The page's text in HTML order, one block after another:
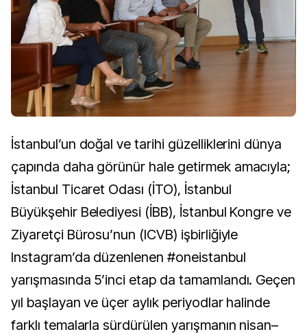
İstanbul’un doğal ve tarihi güzelliklerini dünya
çapında daha görünür hale getirmek amacıyla;
İstanbul Ticaret Odası (İTO), İstanbul
Büyükşehir Belediyesi (İBB), İstanbul Kongre ve
Ziyaretçi Bürosu’nun (ICVB) işbirliğiyle
Instagram’da düzenlenen #oneistanbul
yarışmasında 5’inci etap da tamamlandı. Geçen
yıl başlayan ve üçer aylık periyodlar halinde
farklı temalarla sürdürülen yarışmanın nisan–